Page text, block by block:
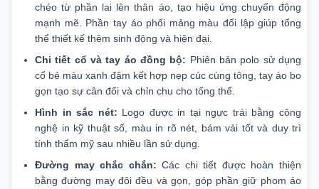
chéo từ phần lai lên thân áo, tạo hiệu ứng chuyển động
mạnh mẽ. Phần tay áo phối mảng màu đối lập giúp tổng
thể thiết kế thêm sinh động và hiện đại.
Chi tiết cổ và tay áo đồng bộ: Phiên bản polo sử dụng
cổ bẻ màu xanh đậm kết hợp nẹp cúc cùng tông, tay áo bo
gọn tạo sự cân đối và chỉn chu cho tổng thể.
Hình in sắc nét: Logo được in tại ngực trái bằng công
nghệ in kỹ thuật số, màu in rõ nét, bám vải tốt và duy trì
tính thẩm mỹ sau nhiều lần sử dụng.
Đường may chắc chắn: Các chi tiết được hoàn thiện
bằng đường may đôi đều và gọn, góp phần giữ phom áo